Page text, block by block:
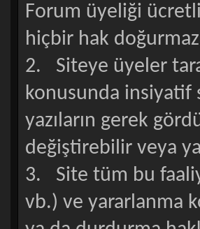
Forum üyeliği
hiçbir hak
2. Siteye üyeler
konusunda insiyatif
yazıların gerek
değiştirebilir veya
3. Site tüm bu
vb.) ve yararlanma